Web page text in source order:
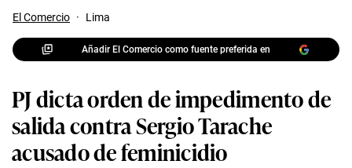
El Comercio · Lima
Añadir El Comercio como fuente preferida en
PJ dicta orden de impedimento de
salida contra Sergio Tarache
acusado de feminicidio